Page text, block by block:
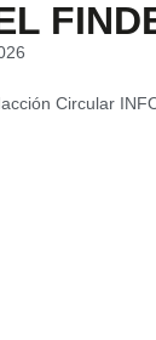
Circular